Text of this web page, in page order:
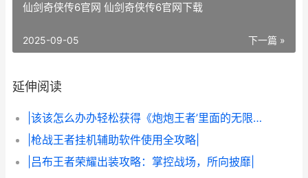
仙剑奇侠传6官网 仙剑奇侠传6官网下载
下一篇 »
2025-09-05
延伸阅读
|该该怎么办办轻松获得《炮炮王者’里面的无限金币和星星|
|枪战王者挂机辅助软件使用全攻略|
|吕布王者荣耀出装攻略：掌控战场，所向披靡|